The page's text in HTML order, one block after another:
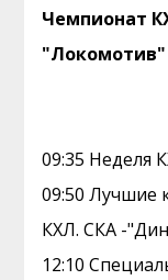
Чемпионат
"Локомотив"
09:35 Неделя
09:50 Лучшие
КХЛ. СКА -
12:10